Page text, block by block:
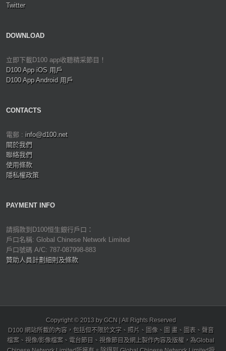
Twitter
DOWNLOAD
立即下載D100 app收聽精采節目！
D100 App iOS 用戶
D100 App Android 用戶
CONTACTS
電郵 : info@d100.net
關於我們
聯絡我們
使用條款
隱私權政策
PAYMENT INFO
請捐款到D100恒生銀行戶口：
戶口名稱: Global Chinese Network Limited
戶口號碼 A/C: 787-087998-883
贊助人員計劃細則及條款
Copyright © 2013 by GCN | All Rights Reserved
D100 網站所載的內容，包括但不限於文字、照片、圖像、圖 畫、圖表、聲音
檔案、視像/影像檔案、電台節目、視像節目及網上製作內容及版權，為Global